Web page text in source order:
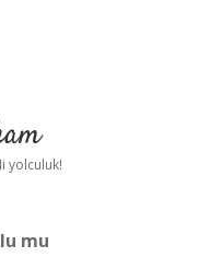
yolculuk!
mu